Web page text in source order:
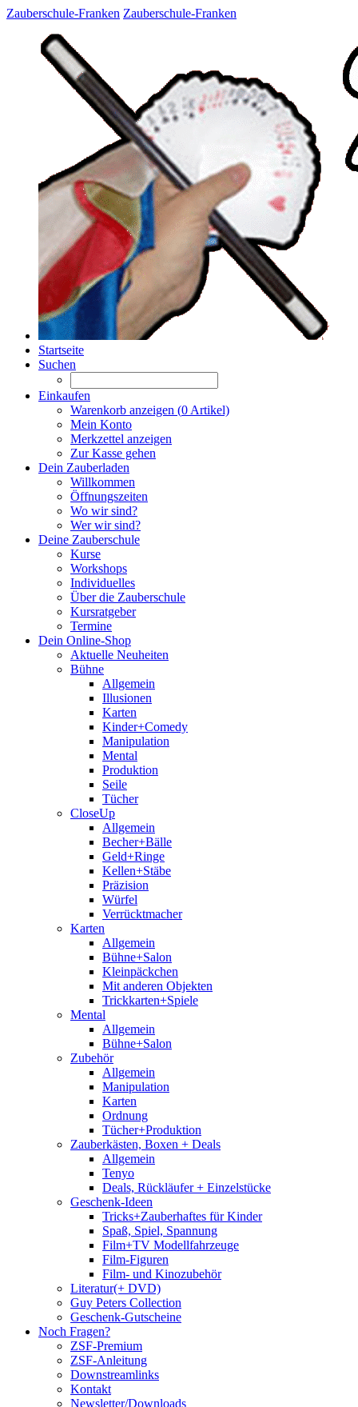
Zauberschule-Franken Zauberschule-Franken
Startseite
Suchen
Einkaufen
Warenkorb anzeigen (0 Artikel)
Mein Konto
Merkzettel anzeigen
Zur Kasse gehen
Dein Zauberladen
Willkommen
Öffnungszeiten
Wo wir sind?
Wer wir sind?
Deine Zauberschule
Kurse
Workshops
Individuelles
Über die Zauberschule
Kursratgeber
Termine
Dein Online-Shop
Aktuelle Neuheiten
Bühne
Allgemein
Illusionen
Karten
Kinder+Comedy
Manipulation
Mental
Produktion
Seile
Tücher
CloseUp
Allgemein
Becher+Bälle
Geld+Ringe
Kellen+Stäbe
Präzision
Würfel
Verrücktmacher
Karten
Allgemein
Bühne+Salon
Kleinpäckchen
Mit anderen Objekten
Trickkarten+Spiele
Mental
Allgemein
Bühne+Salon
Zubehör
Allgemein
Manipulation
Karten
Ordnung
Tücher+Produktion
Zauberkästen, Boxen + Deals
Allgemein
Tenyo
Deals, Rückläufer + Einzelstücke
Geschenk-Ideen
Tricks+Zauberhaftes für Kinder
Spaß, Spiel, Spannung
Film+TV Modellfahrzeuge
Film-Figuren
Film- und Kinozubehör
Literatur(+ DVD)
Guy Peters Collection
Geschenk-Gutscheine
Noch Fragen?
ZSF-Premium
ZSF-Anleitung
Downstreamlinks
Kontakt
Newsletter/Downloads